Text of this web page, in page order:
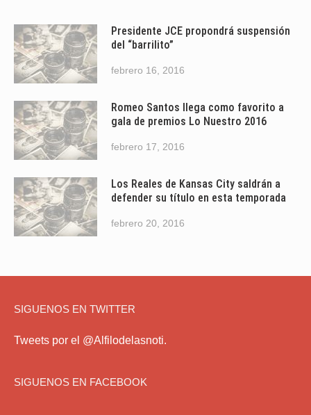
Presidente JCE propondrá suspensión
del “barrilito”
febrero 16, 2016
Romeo Santos llega como favorito a
gala de premios Lo Nuestro 2016
febrero 17, 2016
Los Reales de Kansas City saldrán a
defender su título en esta temporada
febrero 20, 2016
SIGUENOS EN TWITTER
Tweets por el @Alfilodelasnoti.
SIGUENOS EN FACEBOOK